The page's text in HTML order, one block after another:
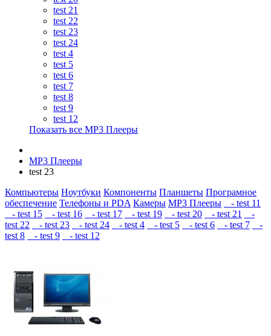
test 21
test 22
test 23
test 24
test 4
test 5
test 6
test 7
test 8
test 9
test 12
Показать все MP3 Плееры
MP3 Плееры
test 23
Компьютеры Ноутбуки Компоненты Планшеты Програмное
обеспечение Телефоны и PDA Камеры MP3 Плееры
- test 11
- test 15
- test 16 - test 17 - test 19 - test 20 - test 21
-
test 22
- test 23 - test 24 - test 4 - test 5 - test 6 - test 7
-
test 8
- test 9 - test 12